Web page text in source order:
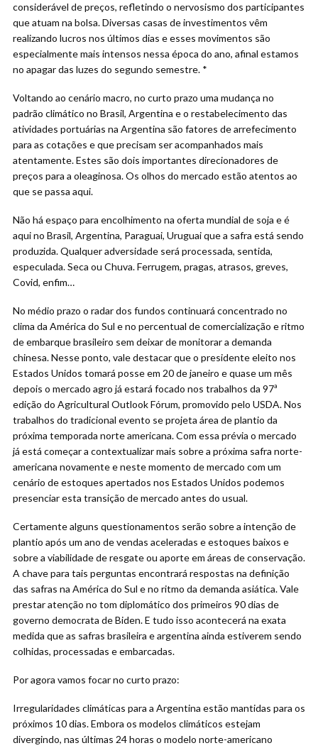
considerável de preços, refletindo o nervosismo dos participantes
que atuam na bolsa. Diversas casas de investimentos vêm
realizando lucros nos últimos dias e esses movimentos são
especialmente mais intensos nessa época do ano, afinal estamos
no apagar das luzes do segundo semestre. *
Voltando ao cenário macro, no curto prazo uma mudança no
padrão climático no Brasil, Argentina e o restabelecimento das
atividades portuárias na Argentina são fatores de arrefecimento
para as cotações e que precisam ser acompanhados mais
atentamente. Estes são dois importantes direcionadores de
preços para a oleaginosa. Os olhos do mercado estão atentos ao
que se passa aqui.
Não há espaço para encolhimento na oferta mundial de soja e é
aqui no Brasil, Argentina, Paraguai, Uruguai que a safra está sendo
produzida. Qualquer adversidade será processada, sentida,
especulada. Seca ou Chuva. Ferrugem, pragas, atrasos, greves,
Covid, enfim…
No médio prazo o radar dos fundos continuará concentrado no
clima da América do Sul e no percentual de comercialização e ritmo
de embarque brasileiro sem deixar de monitorar a demanda
chinesa. Nesse ponto, vale destacar que o presidente eleito nos
Estados Unidos tomará posse em 20 de janeiro e quase um mês
depois o mercado agro já estará focado nos trabalhos da 97ª
edição do Agricultural Outlook Fórum, promovido pelo USDA. Nos
trabalhos do tradicional evento se projeta área de plantio da
próxima temporada norte americana. Com essa prévia o mercado
já está começar a contextualizar mais sobre a próxima safra norte-
americana novamente e neste momento de mercado com um
cenário de estoques apertados nos Estados Unidos podemos
presenciar esta transição de mercado antes do usual.
Certamente alguns questionamentos serão sobre a intenção de
plantio após um ano de vendas aceleradas e estoques baixos e
sobre a viabilidade de resgate ou aporte em áreas de conservação.
A chave para tais perguntas encontrará respostas na definição
das safras na América do Sul e no ritmo da demanda asiática. Vale
prestar atenção no tom diplomático dos primeiros 90 dias de
governo democrata de Biden. E tudo isso acontecerá na exata
medida que as safras brasileira e argentina ainda estiverem sendo
colhidas, processadas e embarcadas.
Por agora vamos focar no curto prazo:
Irregularidades climáticas para a Argentina estão mantidas para os
próximos 10 dias. Embora os modelos climáticos estejam
divergindo, nas últimas 24 horas o modelo norte-americano